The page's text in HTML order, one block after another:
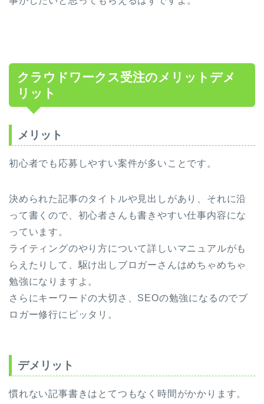
クラウドワークス受注のメリットデメ
リット
メリット
初心者でも応募しやすい案件が多いことです。
決められた記事のタイトルや見出しがあり、それに沿
って書くので、初心者さんも書きやすい仕事内容にな
っています。
ライティングのやり方について詳しいマニュアルがも
らえたりして、駆け出しブロガーさんはめちゃめちゃ
勉強になりますよ。
さらにキーワードの大切さ、SEOの勉強になるのでブ
ロガー修行にピッタリ。
デメリット
慣れない記事書きはとてつもなく時間がかかります。